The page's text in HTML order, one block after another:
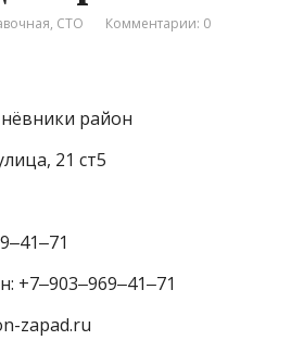
, СТО Комментарии: 0
район
21 ст5
+7‒903‒969‒41‒71
zapad.ru